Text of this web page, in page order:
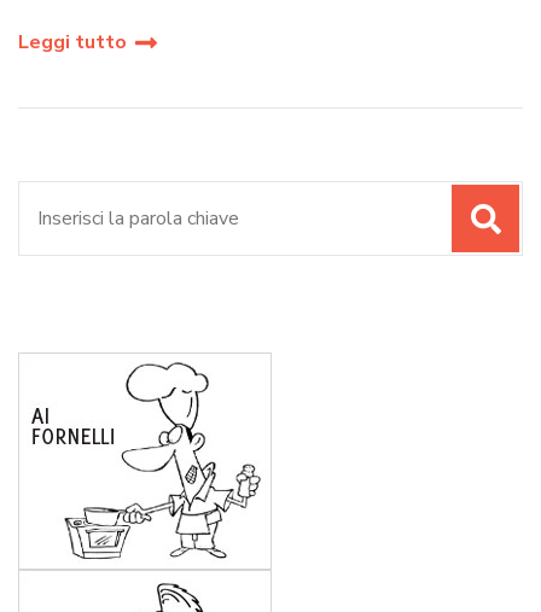
Leggi tutto